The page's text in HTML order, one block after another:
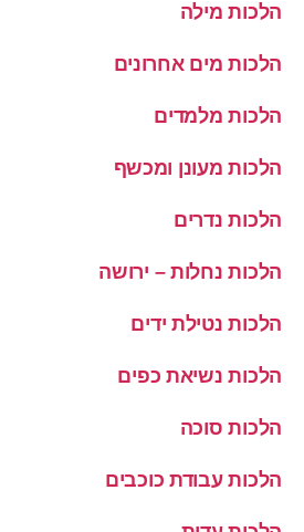
הלכות מילה
הלכות מים אחרונים
הלכות מלמדים
הלכות מעונן ומכשף
הלכות נדרים
הלכות נחלות – ירושה
הלכות נטילת ידים
הלכות נשיאת כפים
הלכות סוכה
הלכות עבודת כוכבים